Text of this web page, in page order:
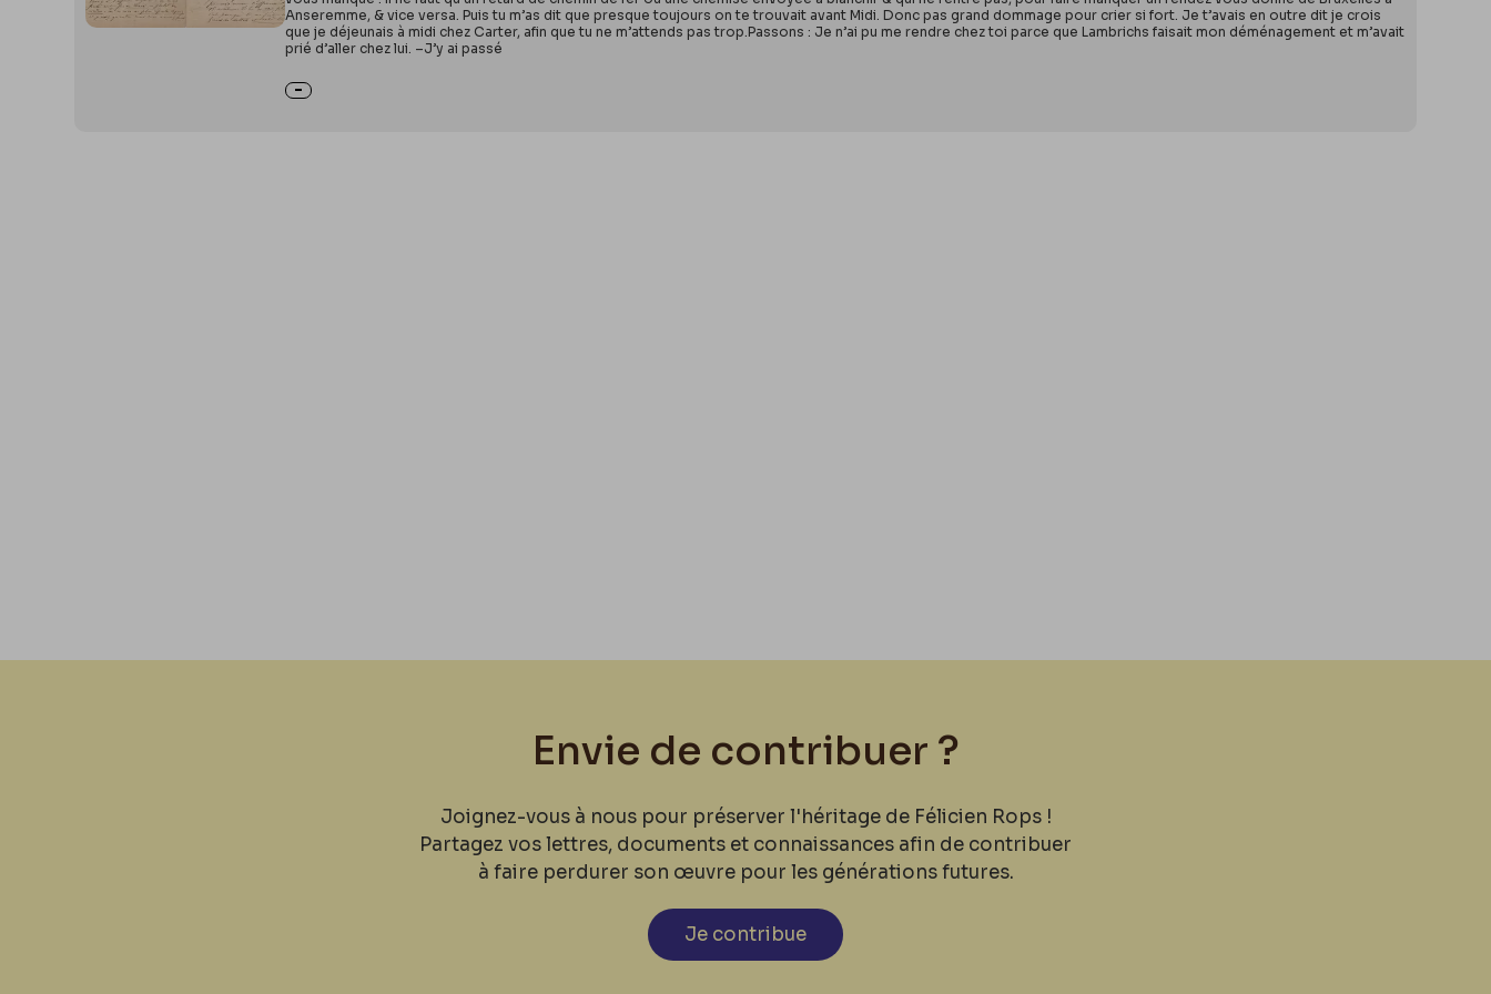
Anseremme, & vice versa. Puis tu m’as dit que presque toujours on te trouvait avant Midi. Donc pas grand dommage pour crier si fort. Je t’avais en outre dit je crois
que je déjeunais à midi chez Carter, afin que tu ne m’attends pas trop.Passons : Je n’ai pu me rendre chez toi parce que Lambrichs faisait mon déménagement et m’avait
prié d’aller chez lui. –J’y ai passé
Envie de contribuer ?
Joignez-vous à nous pour préserver l'héritage de Félicien Rops !
Partagez vos lettres, documents et connaissances afin de contribuer
à faire perdurer son œuvre pour les générations futures.
Je contribue